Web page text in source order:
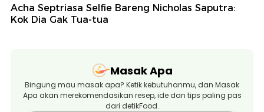
Acha Septriasa Selfie Bareng Nicholas Saputra:
Kok Dia Gak Tua-tua
Masak Apa
Bingung mau masak apa? Ketik kebutuhanmu, dan Masak
Apa akan merekomendasikan resep, ide dan tips paling pas
dari detikFood.